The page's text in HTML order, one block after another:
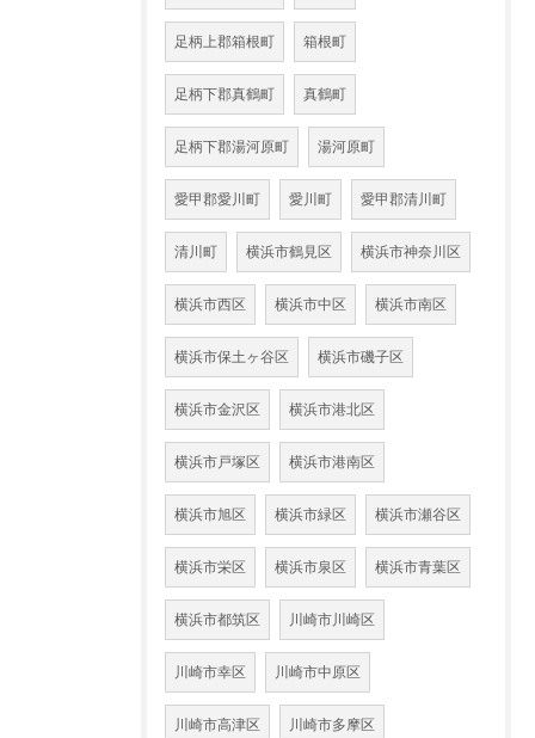
足柄上郡箱根町 箱根町
足柄下郡真鶴町 真鶴町
足柄下郡湯河原町 湯河原町
愛甲郡愛川町 愛川町 愛甲郡清川町
清川町 横浜市鶴見区 横浜市神奈川区
横浜市西区 横浜市中区 横浜市南区
横浜市保土ヶ谷区 横浜市磯子区
横浜市金沢区 横浜市港北区
横浜市戸塚区 横浜市港南区
横浜市旭区 横浜市緑区 横浜市瀬谷区
横浜市栄区 横浜市泉区 横浜市青葉区
横浜市都筑区 川崎市川崎区
川崎市幸区 川崎市中原区
川崎市高津区 川崎市多摩区